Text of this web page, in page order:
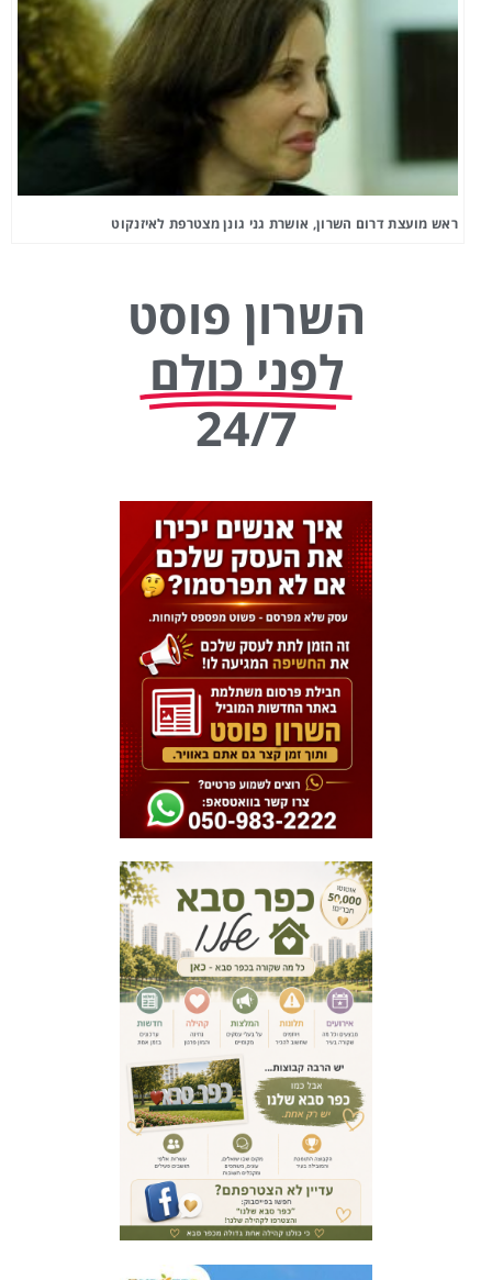
ראש מועצת דרום השרון, אושרת גני גונן מצטרפת לאיזנקוט
השרון פוסט
לפני כולם
24/7